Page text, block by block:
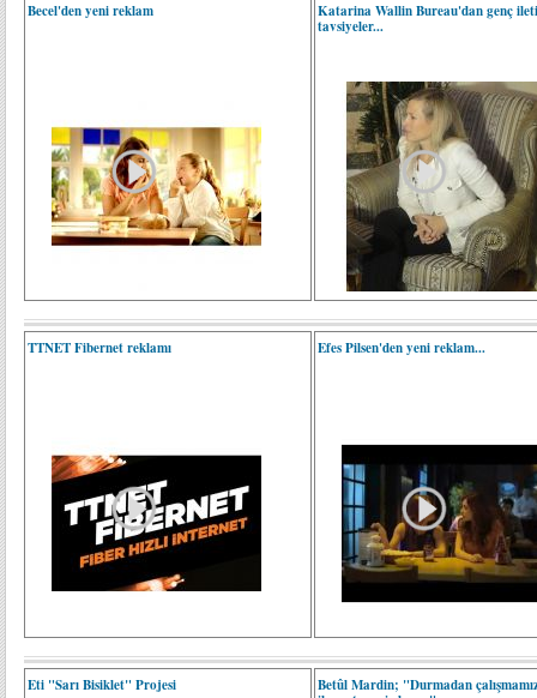
Becel'den yeni reklam
Katarina Wallin Bureau'dan genç
tavsiyeler...
TTNET Fibernet reklamı Efes Pilsen'den yeni reklam...
Eti "Sarı Bisiklet" Projesi
Betûl Mardin; "Durmadan